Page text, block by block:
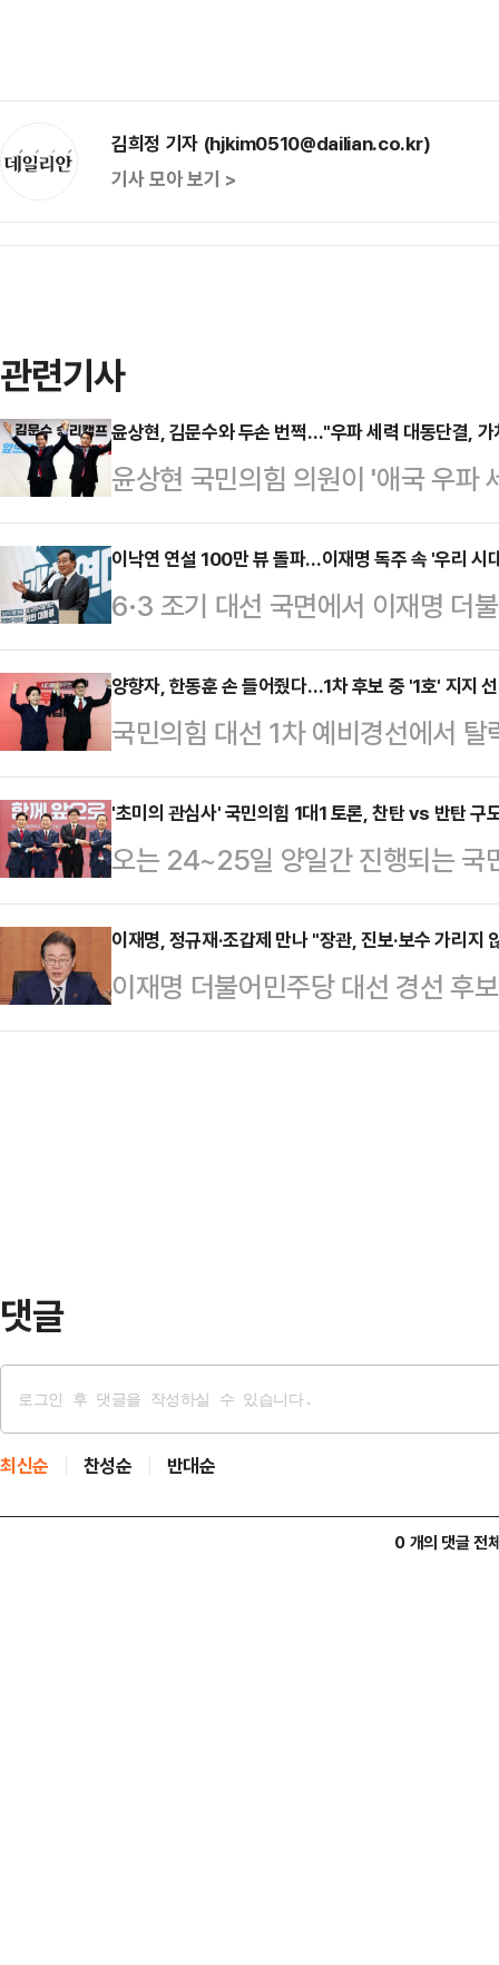
김희정 기자 (hjkim0510@dailian.co.kr)
기사 모아 보기 >
관련기사
윤상현, 김문수와 두손 번쩍…"우파 세력 대동단결,
윤상현 국민의힘 의원이 '애국 우파
마한 김문수 경선 후보에 대한 지지
거대책위원장을 맡는다.윤상현 의
김문수 후보 캠프에서 열린 지지 선
주주의, 우파 세력의 대동단결을 위
이같이 말했다.윤 의원은 "지난해
동을 주도했는데, 탄핵이 그저 윤
탄핵이자,…
이낙연 연설 100만 뷰 돌파…이재명 독주 속 '우리
6·3 조기 대선 국면에서 이재명 더
있다. 이에 '윤석열·이재명 동반청
민주당 상임고문의 역할론이 정치
삼은 이른바 '초당적 국민후보'가
능성에 이목이 쏠린다.22일 정치
로 다가온 대선 국면에서 새민주당
을 긍정적으로 전망했다. 그는 이
형 개헌, 다당제와 …
양향자, 한동훈 손 들어줬다…1차 후보 중 '1호' 지지
국민의힘 대선 1차 예비경선에서
식적으로 지지하겠다고 선언했다.
로 2차 예비경선 진출 후보를 향한
의원은 23일 서울 여의도에 위치한
을 열어 "한동훈 후보와 함께 미래
보는 지난해 국민의힘 비대위원장
제안했고, 이번 대선 경선 후보 중
다.이어 세 가지 대의…
'초미의 관심사' 국민의힘 1대1 토론, 찬탄 vs 반탄 구
오는 24~25일 양일간 진행되는 국
가 완성됐다. 김문수 후보는 한동훈
각 지목했다. 한동훈과 홍준표 후보
후보는 '반탄파(탄핵 반대파)'로, 안
파)'로 분류된다.국민의힘 대선 경
이재명, 정규재·조갑제 만나 "장관, 진보·보수 가리지
이재명 더불어민주당 대선 경선 후
과 만나 "장관은 보수·진보 가리지
댓글
최신순 찬성순 반대순
0 개의 댓글 전